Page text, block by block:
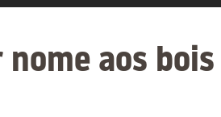
nome aos bois